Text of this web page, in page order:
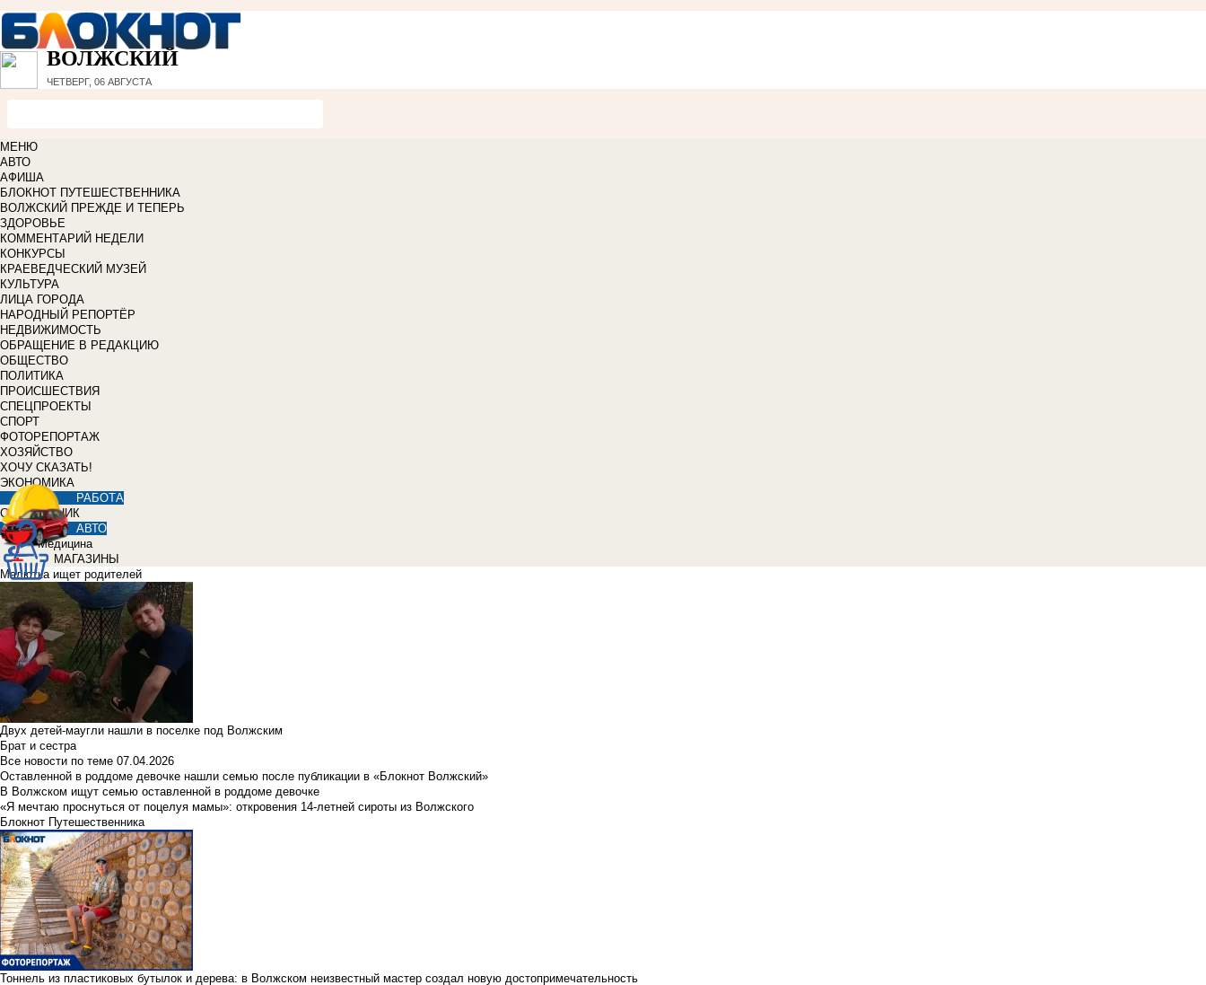
ВОЛЖСКИЙ
ЧЕТВЕРГ, 06 АВГУСТА
МЕНЮ
АВТО
АФИША
БЛОКНОТ ПУТЕШЕСТВЕННИКА
ВОЛЖСКИЙ ПРЕЖДЕ И ТЕПЕРЬ
ЗДОРОВЬЕ
КОММЕНТАРИЙ НЕДЕЛИ
КОНКУРСЫ
КРАЕВЕДЧЕСКИЙ МУЗЕЙ
КУЛЬТУРА
ЛИЦА ГОРОДА
НАРОДНЫЙ РЕПОРТЁР
НЕДВИЖИМОСТЬ
ОБРАЩЕНИЕ В РЕДАКЦИЮ
ОБЩЕСТВО
ПОЛИТИКА
ПРОИСШЕСТВИЯ
СПЕЦПРОЕКТЫ
СПОРТ
ФОТОРЕПОРТАЖ
ХОЗЯЙСТВО
ХОЧУ СКАЗАТЬ!
ЭКОНОМИКА
РАБОТА
СПРАВОЧНИК
АВТО
Медицина
МАГАЗИНЫ
Малютка ищет родителей
Двух детей-маугли нашли в поселке под Волжским
Брат и сестра
Все новости по теме 07.04.2026
Оставленной в роддоме девочке нашли семью после публикации в «Блокнот Волжский»
В Волжском ищут семью оставленной в роддоме девочке
«Я мечтаю проснуться от поцелуя мамы»: откровения 14-летней сироты из Волжского
Блокнот Путешественника
Тоннель из пластиковых бутылок и дерева: в Волжском неизвестный мастер создал новую достопримечательность